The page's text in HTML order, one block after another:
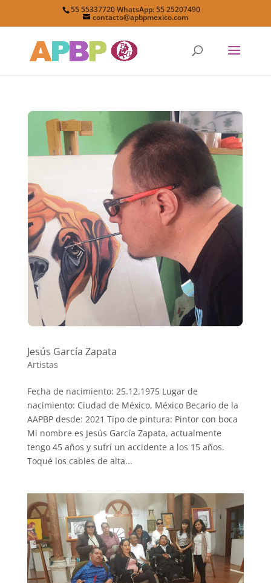
55 55337720 WhatsApp: 55 25207490
contacto@apbpmexico.com
Jesús García Zapata
Artistas
Fecha de nacimiento: 25.12.1975 Lugar de
nacimiento: Ciudad de México, México Becario de la
AAPBP desde: 2021 Tipo de pintura: Pintor con boca
Mi nombre es Jesús García Zapata, actualmente
tengo 45 años y sufrí un accidente a los 15 años.
Toqué los cables de alta...